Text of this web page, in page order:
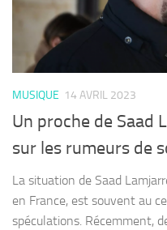
MUSIQUE 14 AVRIL 2023
Un proche de Saad
sur les rumeurs de
La situation de Saad
en France, est souvent au
spéculations. Récemment,